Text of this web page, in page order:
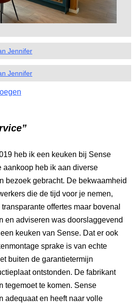
Jennifer
Jennifer
heb ik een keuken bij Sense
aankoop heb ik aan diverse
bezoek gebracht. De bekwaamheid
die de tijd voor je nemen,
offertes maar bovenal
en adviseren was doorslaggevend
keuken van Sense. Dat er ook
sprake is van echte
buiten de garantietermijn
ontstonden. De fabrikant
tegemoet te komen. Sense
adequaat en heeft naar volle